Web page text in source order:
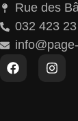
Rue des
032 423